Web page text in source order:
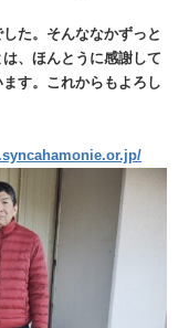
た。そんななかずっと
、ほんとうに感謝して
す。これからもよろし